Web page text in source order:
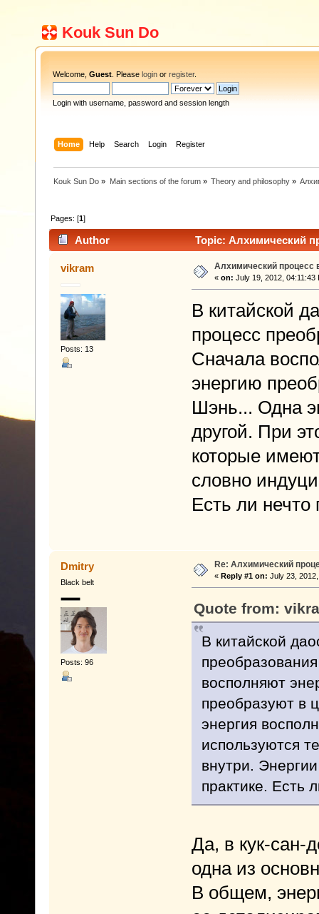
Kouk Sun Do
Welcome, Guest . Please login or register.
Login with username, password and session length
Home Help Search Login Register
Kouk Sun Do » Main sections of the forum» Theory and philosophy»
Pages: [1]
Author Topic: Алхимический
vikram
Posts: 13
Алхимический процесс
« on: July 19, 2012, 04:11:43
В китайской
процесс
Сначала
энергию
Шэнь... Одна
другой. При
которые
словно
Есть ли нечто
Dmitry
Black belt
Posts: 96
Re: Алхимический
« Reply #1 on: July 23,
Quote from:
В китайской
восполняют
преобразуют в
энергия
используются
внутри.
практике. Есть
Да, в кук-сан-
одна из
В общем,